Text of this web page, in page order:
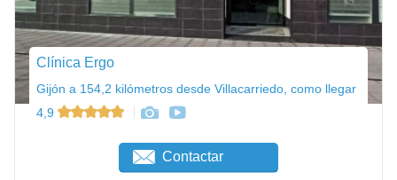
Clínica Ergo
Gijón a 154,2 kilómetros desde Villacarriedo, como llegar
4,9
Contactar